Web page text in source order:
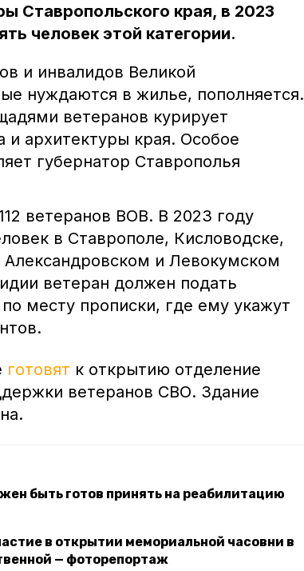
Ставропольского края, в 2023
человек этой категории.
и инвалидов Великой
нуждаются в жилье, пополняется.
ветеранов курирует
и архитектуры края. Особое
губернатор Ставрополья
ветеранов ВОВ. В 2023 году
в Ставрополе, Кисловодске,
и Левокумском
ветеран должен подать
месту прописки, где ему укажут
готовят к открытию отделение
ветеранов СВО. Здание
быть готов принять на реабилитацию
в открытии мемориальной часовни в
— фоторепортаж